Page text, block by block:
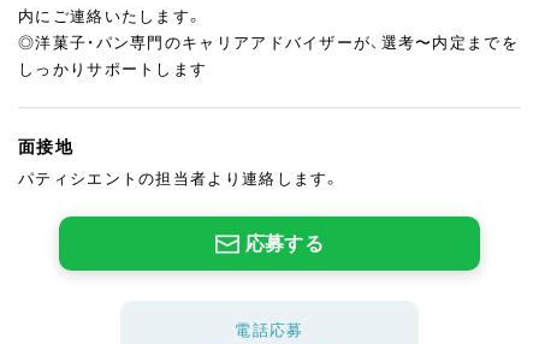
内にご連絡いたします。
◎洋菓子・パン専門のキャリアアドバイザーが、選考〜内定までを
しっかりサポートします
面接地
パティシエントの担当者より連絡します。
応募する
電話応募